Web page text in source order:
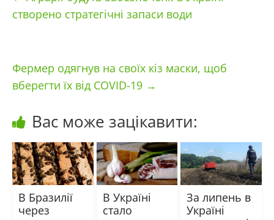
створено стратегічні запаси води
Фермер одягнув на своїх кіз маски, щоб
вберегти їх від COVID-19 →
Вас може зацікавити:
В Бразилії
через
В Україні
стало
За липень в
Україні